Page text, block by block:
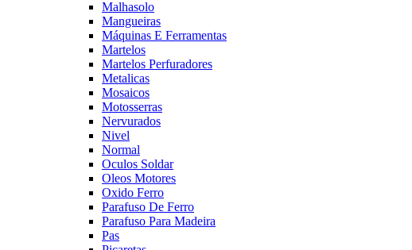
Malhasolo
Mangueiras
Máquinas E Ferramentas
Martelos
Martelos Perfuradores
Metalicas
Mosaicos
Motosserras
Nervurados
Nivel
Normal
Oculos Soldar
Oleos Motores
Oxido Ferro
Parafuso De Ferro
Parafuso Para Madeira
Pas